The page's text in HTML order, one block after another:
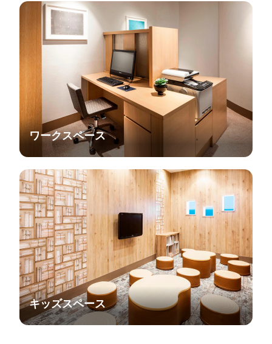
ワークスペース
キッズスペース